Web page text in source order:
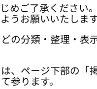
めご了承ください
お願いいたします
の分類・整理・表
、ページ下部の「
参ります。